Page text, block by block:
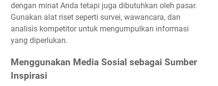
dengan minat Anda tetapi juga dibutuhkan oleh pasar.
Gunakan alat riset seperti survei, wawancara, dan
analisis kompetitor untuk mengumpulkan informasi
yang diperlukan.
Menggunakan Media Sosial sebagai Sumber
Inspirasi